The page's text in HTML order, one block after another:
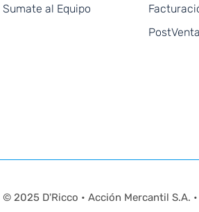
Sumate al Equipo
PostVenta
© 2025 D'Ricco • Acción Mercantil S.A.